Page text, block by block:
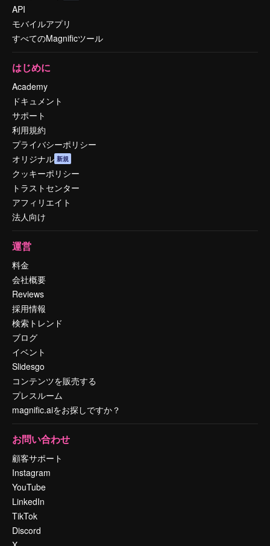
API
モバイルアプリ
すべてのMagnificツール
はじめに
Academy
ドキュメント
サポート
利用規約
プライバシーポリシー
オリジナル 新規
クッキーポリシー
トラストセンター
アフィリエイト
法人向け
運営
料金
会社概要
Reviews
採用情報
検索トレンド
ブログ
イベント
Slidesgo
コンテンツを販売する
プレスルーム
magnific.aiをお探しですか？
お問い合わせ
顧客サポート
Instagram
YouTube
LinkedIn
TikTok
Discord